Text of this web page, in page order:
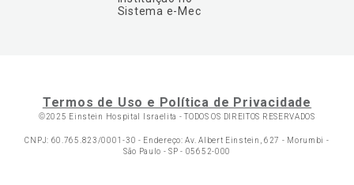
Sistema e-Mec
Termos de Uso e Política de Privacidade
©2025 Einstein Hospital Israelita -TODOS OS DIREITOS RESERVADOS
CNPJ: 60.765.823/0001-30 - Endereço: Av. Albert Einstein, 627 - Morumbi -
São Paulo - SP - 05652-000